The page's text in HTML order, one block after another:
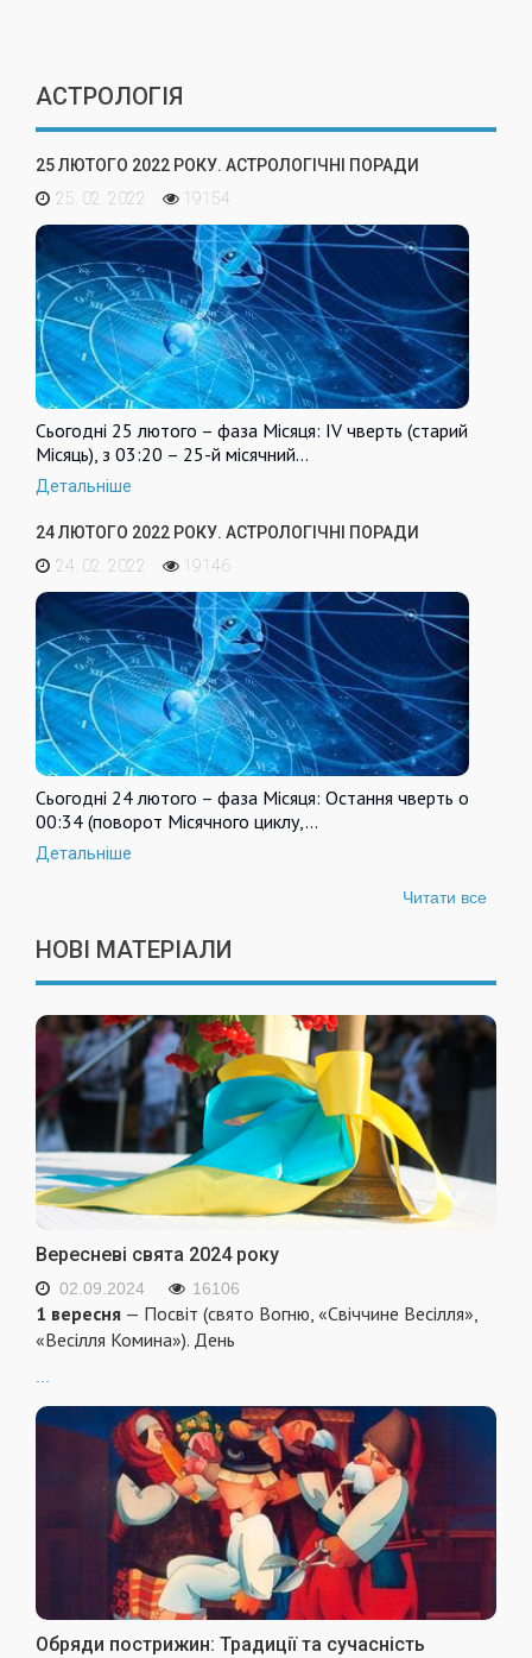
АСТРОЛОГІЯ
25 ЛЮТОГО 2022 РОКУ. АСТРОЛОГІЧНІ ПОРАДИ
25. 02. 2022
19154
Сьогодні 25 лютого – фаза Місяця: IV чверть (старий
Місяць), з 03:20 – 25-й місячний…
Детальніше
24 ЛЮТОГО 2022 РОКУ. АСТРОЛОГІЧНІ ПОРАДИ
24. 02. 2022
19146
Сьогодні 24 лютого – фаза Місяця: Остання чверть о
00:34 (поворот Місячного циклу,…
Детальніше
Читати все
НОВІ МАТЕРІАЛИ
Вересневі свята 2024 року
02.09.2024 16106
1 вересня — Посвіт (свято Вогню, «Свіччине Весілля»,
«Весілля Комина»). День
Обряди пострижин: Традиції та сучасність